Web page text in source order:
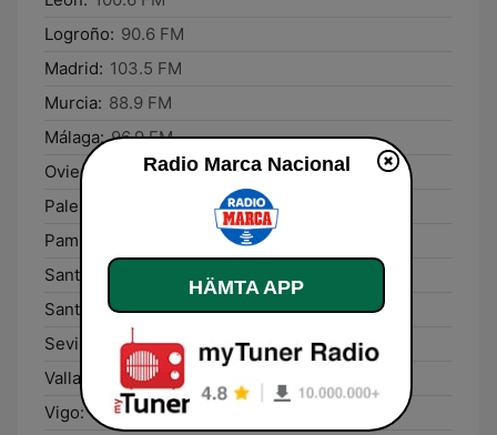
Logroño: 90.6 FM
Madrid: 103.5 FM
Murcia: 88.9 FM
Málaga: 96.9 FM
Oviedo:
105.0 FM
Palencia:
Pamplona:
Santa Cruz de Tenerife:
Santander: 94.2 FM
Sevilla:
99.3 FM
Valladolid: 101.5 FM
Vigo: 87.5 FM
Radio Marca Nacional
HÄMTA APP